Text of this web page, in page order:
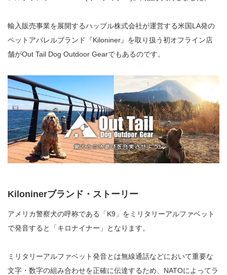
輸入販売事業を展開するハッブル株式会社が運営する米国LA発の
ペットアパレルブランド『Kiloniner』を取り扱う初オフライン店
舗がOut Tail Dog Outdoor Gearでもあるのです。
Kiloninerブランド・ストーリー
アメリカ警察犬の呼称である「K9 」をミリタリーアルファベット
で発音すると「キロナイナー」となります。
ミリタリーアルファベット発音とは無線通話などにおいて重要な
文字・数字の組み合わせを正確に伝達するため、 NATOによってラ